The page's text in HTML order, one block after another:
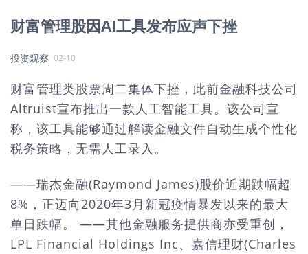
财富管理股因AI工具发布应声下挫
投资观察 02-10
财富管理类股票周二集体下挫，此前金融科技公司
Altruist宣布推出一款人工智能工具。该公司宣
称，该工具能够通过解读金融文件自动生成个性化
税务策略，无需人工录入。
——瑞杰金融(Raymond James)股价近期跌幅超
8%，正迈向2020年3月新冠疫情暴发以来的最大
单日跌幅。 ——其他金融服务提供商亦受重创，
LPL Financial Holdings Inc、嘉信理财(Charles